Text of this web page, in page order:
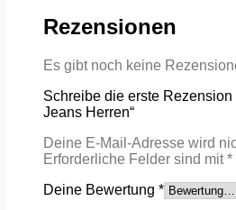
Rezensionen
Es gibt noch keine
Schreibe die erste Rezension
Jeans Herren“
Deine E-Mail-Adresse wird
Erforderliche Felder sind mit*
Deine Bewertung *